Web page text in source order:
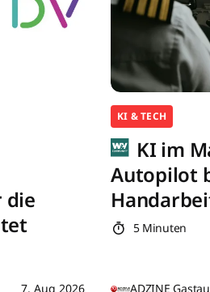
die
7. Aug 2026
KI & TECH
KI im
Autopilot
5 Minuten
ADZINE